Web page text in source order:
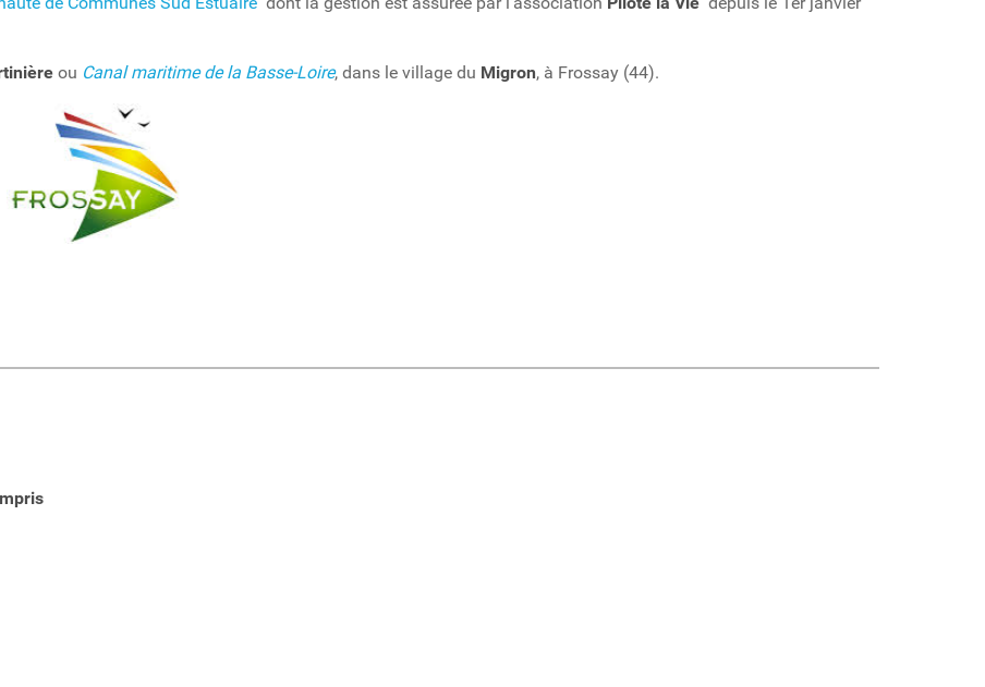
ou Canal maritime de la Basse-Loire, dans le village du Migron, à Frossay (44).